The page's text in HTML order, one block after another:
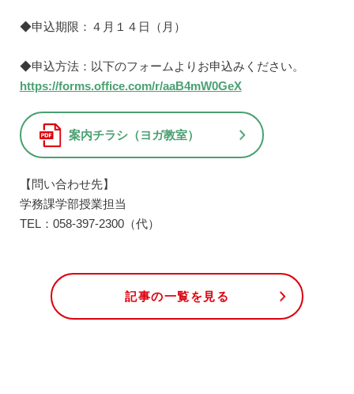
◆申込期限：４月１４日（月）
◆申込方法：以下のフォームよりお申込みください。
https://forms.office.com/r/aaB4mW0GeX
案内チラシ（ヨガ教室）
【問い合わせ先】
学務課学部授業担当
TEL：058-397-2300（代）
記事の一覧を見る